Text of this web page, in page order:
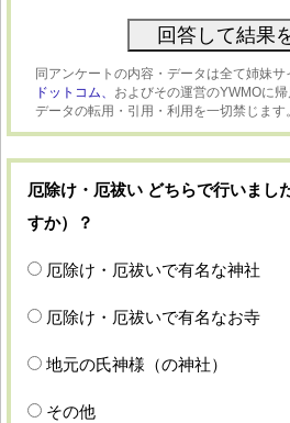
同アンケートの内容・データは全て姉妹サ
ドットコム、 およびその運営のYWMOに
データの転用・引用・利用を一切禁じます。
厄除け・厄祓い どちらで行いまし
すか）？
厄除け・厄祓いで有名な神社
厄除け・厄祓いで有名なお寺
地元の氏神様（の神社）
その他